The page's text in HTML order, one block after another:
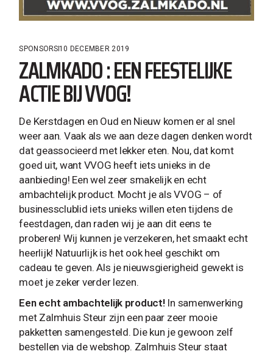
SPONSORS10 DECEMBER 2019
ZALMKADO : EEN FEESTELIJKE
ACTIE BIJ VVOG!
De Kerstdagen en Oud en Nieuw komen er al snel
weer aan. Vaak als we aan deze dagen denken wordt
dat geassocieerd met lekker eten. Nou, dat komt
goed uit, want VVOG heeft iets unieks in de
aanbieding! Een wel zeer smakelijk en echt
ambachtelijk product. Mocht je als VVOG – of
businessclublid iets unieks willen eten tijdens de
feestdagen, dan raden wij je aan dit eens te
proberen! Wij kunnen je verzekeren, het smaakt echt
heerlijk! Natuurlijk is het ook heel geschikt om
cadeau te geven. Als je nieuwsgierigheid gewekt is
moet je zeker verder lezen.
Een echt ambachtelijk product!In samenwerking
met Zalmhuis Steur zijn een paar zeer mooie
pakketten samengesteld. Die kun je gewoon zelf
bestellen via de webshop. Zalmhuis Steur staat